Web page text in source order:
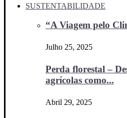
SUSTENTABILIDADE
“A Viagem pelo
Julho 25, 2025
Perda florestal –
agrícolas como...
Abril 29, 2025